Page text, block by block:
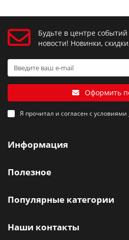
Будьте в центре
новости! Новинки,
Оформить
Я прочитал и согласен с условиями
Информация
Полезное
Популярные категории
Наши контакты